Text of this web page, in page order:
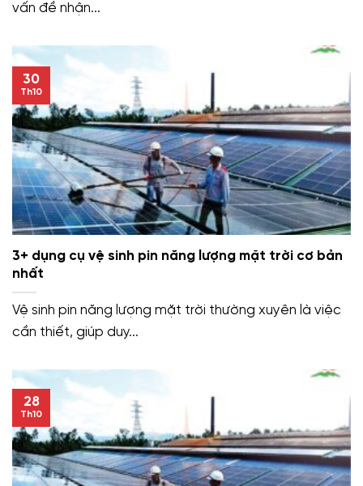
vấn đề nhận...
3+ dụng cụ vệ sinh pin năng lượng mặt trời cơ bản
nhất
Vệ sinh pin năng lượng mặt trời thường xuyên là việc
cần thiết, giúp duy...
30
Th10
28
Th10